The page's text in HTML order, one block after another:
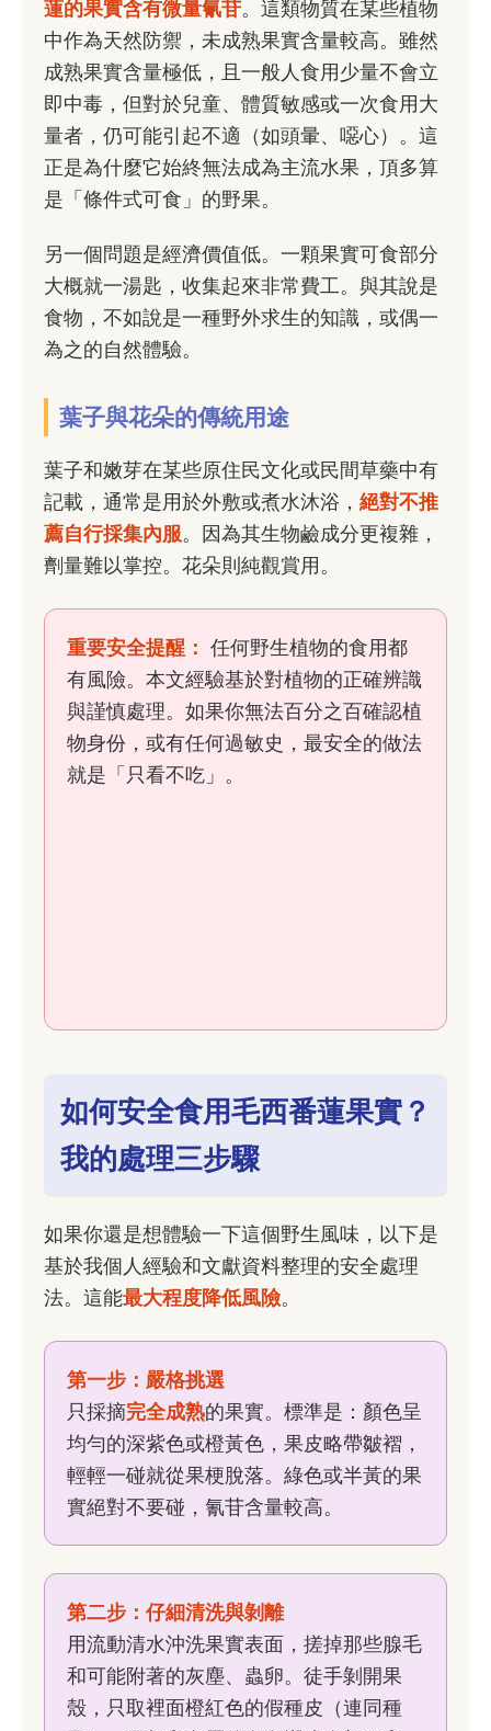
蓮的果實含有微量氰苷。這類物質在某些植物
中作為天然防禦，未成熟果實含量較高。雖然
成熟果實含量極低，且一般人食用少量不會立
即中毒，但對於兒童、體質敏感或一次食用大
量者，仍可能引起不適（如頭暈、噁心）。這
正是為什麼它始終無法成為主流水果，頂多算
是「條件式可食」的野果。
另一個問題是經濟價值低。一顆果實可食部分
大概就一湯匙，收集起來非常費工。與其說是
食物，不如說是一種野外求生的知識，或偶一
為之的自然體驗。
葉子與花朵的傳統用途
葉子和嫩芽在某些原住民文化或民間草藥中有
記載，通常是用於外敷或煮水沐浴， 絕對不推
薦自行採集內服。因為其生物鹼成分更複雜，
劑量難以掌控。花朵則純觀賞用。
重要安全提醒： 任何野生植物的食用都
有風險。本文經驗基於對植物的正確辨識
與謹慎處理。如果你無法百分之百確認植
物身份，或有任何過敏史，最安全的做法
就是「只看不吃」。
如何安全食用毛西番蓮果實？
我的處理三步驟
如果你還是想體驗一下這個野生風味，以下是
基於我個人經驗和文獻資料整理的安全處理
法。這能最大程度降低風險。
第一步：嚴格挑選
只採摘完全成熟的果實。標準是：顏色呈
均勻的深紫色或橙黃色，果皮略帶皺褶，
輕輕一碰就從果梗脫落。綠色或半黃的果
實絕對不要碰，氰苷含量較高。
第二步：仔細清洗與剝離
用流動清水沖洗果實表面，搓掉那些腺毛
和可能附著的灰塵、蟲卵。徒手剝開果
殼，只取裡面橙紅色的假種皮（連同種